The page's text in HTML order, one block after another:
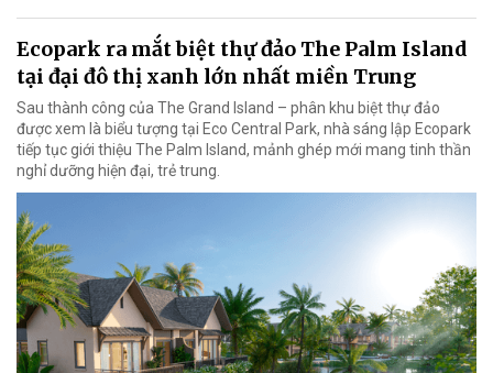
Ecopark ra mắt biệt thự đảo The Palm Island
tại đại đô thị xanh lớn nhất miền Trung
Sau thành công của The Grand Island – phân khu biệt thự đảo
được xem là biểu tượng tại Eco Central Park, nhà sáng lập Ecopark
tiếp tục giới thiệu The Palm Island, mảnh ghép mới mang tinh thần
nghỉ dưỡng hiện đại, trẻ trung.